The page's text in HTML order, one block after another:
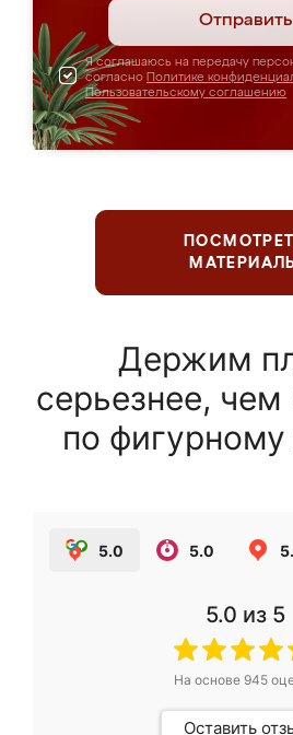
Отправить
Я соглашаюсь на передачу
согласно Политике
Пользовательскому соглашению
Держим
серьезнее,
по
5.0 5.0
5.0 из 5
На основе 945
Оставить